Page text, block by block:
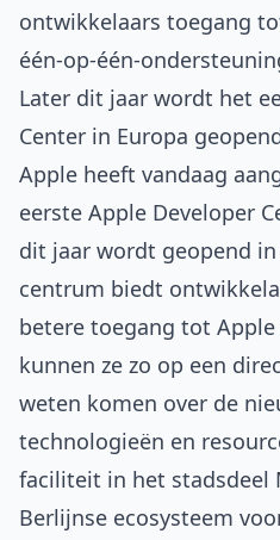
ontwikkelaars toegang
één-op-één-
Later dit jaar wordt het
Center in Europa
Apple heeft vandaag
eerste Apple Developer
dit jaar wordt geopend
centrum biedt
betere toegang tot
kunnen ze zo op een
weten komen over de
technologieën en
faciliteit in het stadsdeel
Berlijnse ecosysteem